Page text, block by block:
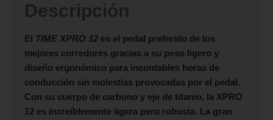
Descripción
El TIME XPRO 12 es el pedal preferido de los
mejores corredores gracias a su peso ligero y
diseño ergonómico para incontables horas de
conducción sin molestias provocadas por el pedal.
Con su cuerpo de carbono y eje de titanio, la XPRO
12 es increíblemente ligera pero robusta. La gran